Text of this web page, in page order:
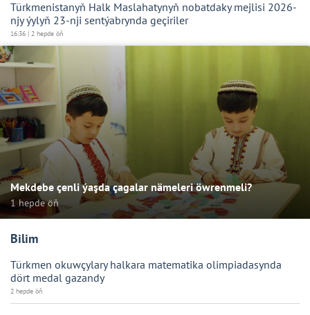
Türkmenistanyň Halk Maslahatynyň nobatdaky mejlisi 2026-
njy ýylyň 23-nji sentýabrynda geçiriler
16:36 | 2 hepde öň
Mekdebe çenli ýaşda çagalar nämeleri öwrenmeli?
1 hepde öň
Bilim
Türkmen okuwçylary halkara matematika olimpiadasynda
dört medal gazandy
2 hepde öň